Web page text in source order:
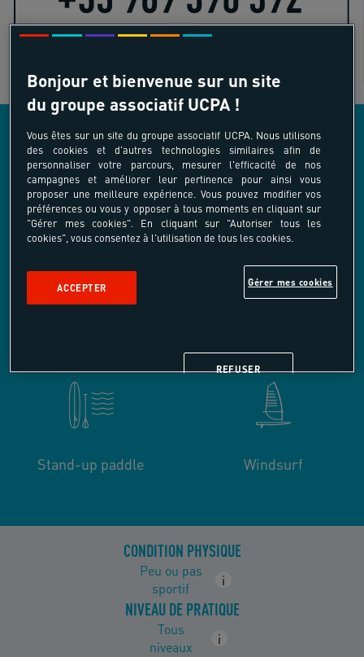
LES AUTRES ACTIVITÉS COMPRISES DANS
L’OFFRE
Stand-up paddle Windsurf
CONDITION PHYSIQUE
Peu ou pas
sportif
i
NIVEAU DE PRATIQUE
Tous
niveaux
i
Bonjour et bienvenue sur un site
du groupe associatif UCPA !
Vous êtes sur un site du groupe associatif UCPA. Nous utilisons
des cookies et d'autres technologies similaires afin de
personnaliser votre parcours, mesurer l'efficacité de nos
campagnes et améliorer leur pertinence pour ainsi vous
proposer une meilleure expérience. Vous pouvez modifier vos
préférences ou vous y opposer à tous moments en cliquant sur
"Gérer mes cookies". En cliquant sur "Autoriser tous les
cookies", vous consentez à l'utilisation de tous les cookies.
Gérer mes cookies
REFUSER
ACCEPTER